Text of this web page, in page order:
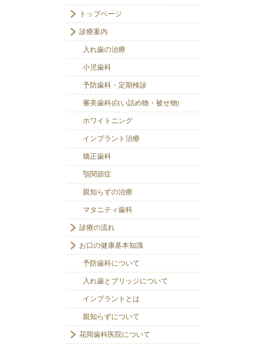
トップページ
診療案内
入れ歯の治療
小児歯科
予防歯科・定期検診
審美歯科(白い詰め物・被せ物)
ホワイトニング
インプラント治療
矯正歯科
顎関節症
親知らずの治療
マタニティ歯科
診療の流れ
お口の健康基本知識
予防歯科について
入れ歯とブリッジについて
インプラントとは
親知らずについて
花岡歯科医院について